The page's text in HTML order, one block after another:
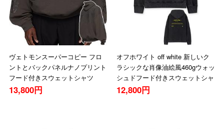
ヴェトモンスーパーコピー フロ
ントとバックパネルナノプリント
フード付きスウェットシャツ
13,800円
オフホワイト off white 新しいク
ラシックな肖像油絵風460gウォッ
シュドフード付きスウェットシャ
ツ
12,800円